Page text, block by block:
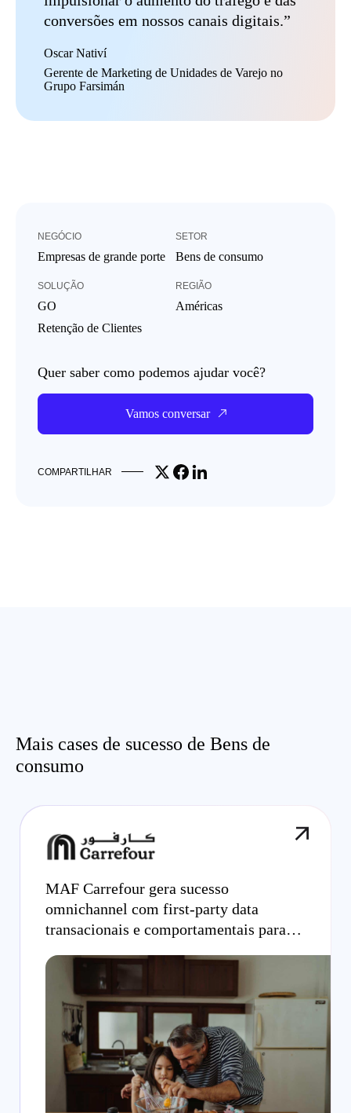
NEGÓCIO
Empresas de grande porte
SETOR
Bens de consumo
SOLUÇÃO
GO
Retenção de Clientes
REGIÃO
Américas
Quer saber como podemos ajudar você?
Vamos conversar
COMPARTILHAR Share on X
Share on Facebook
Share on LinkedIn
conversões em nossos canais digitais.”
Oscar Nativí
Gerente de Marketing de Unidades de Varejo no
Grupo Farsimán
Mais cases de sucesso de Bens de
consumo
MAF Carrefour gera sucesso
omnichannel com first-party data
transacionais e comportamentais para